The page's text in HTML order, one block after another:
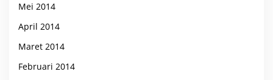
Mei 2014
April 2014
Maret 2014
Februari 2014